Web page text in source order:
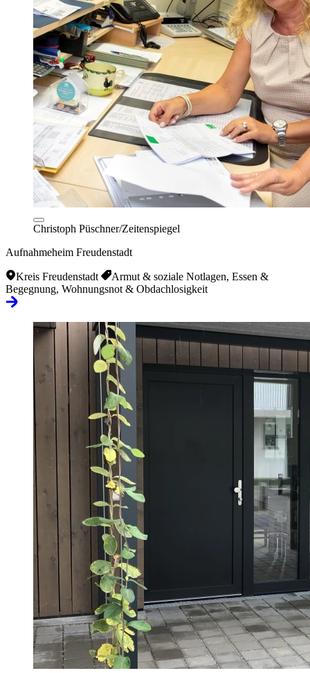
Christoph Püschner/Zeitenspiegel
Aufnahmeheim Freudenstadt
Kreis Freudenstadt
Armut & soziale Notlagen, Essen &
Begegnung, Wohnungsnot & Obdachlosigkeit